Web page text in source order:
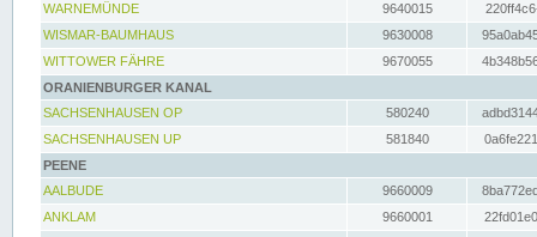
WARNEMÜNDE
9640015
WISMAR-BAUMHAUS
9630008
WITTOWER FÄHRE
9670055
ORANIENBURGER KANAL
SACHSENHAUSEN OP
580240
SACHSENHAUSEN UP
581840
PEENE
AALBUDE
9660009
ANKLAM
9660001